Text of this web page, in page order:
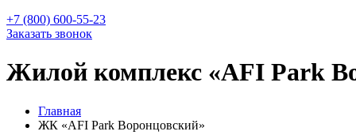
+7 (800) 600-55-23
Заказать звонок
Жилой комплекс «AFI Park
Главная
ЖК «AFI Park Воронцовский»